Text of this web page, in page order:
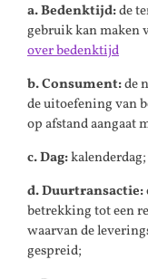
a. Bedenktijd:de
gebruik kan maken
over bedenktijd
b. Consument:de
de uitoefening van
op afstand aangaat
c. Dag:kalenderdag;
d. Duurtransactie:
betrekking tot een
waarvan de
gespreid;